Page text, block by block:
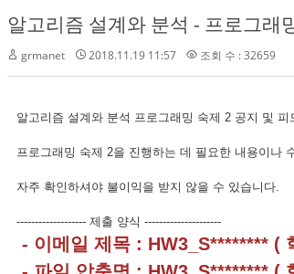
알고리즘 설계와 분석 - 프로그래
grmanet 2018.11.19 11:57 조회 수 : 32659
알고리즘 설계와 분석 프로그래밍 숙제 2 공지 및 피
프로그래밍 숙제 2을 진행하는 데 필요한 내용이나
자주 확인하셔야 불이익을 받지 않을 수 있습니다.
------------------- 제출 양식 ---------------------
- 이메일 제목 : HW3_S******** (